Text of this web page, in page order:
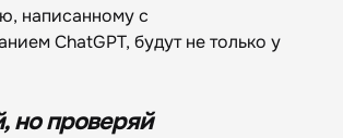
написанному с
ChatGPT, будут не только у
но проверяй